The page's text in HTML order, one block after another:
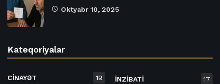
Oktyabr 10, 2025
Kateqoriyalar
CİNAYƏT 19 İNZİBATİ 17